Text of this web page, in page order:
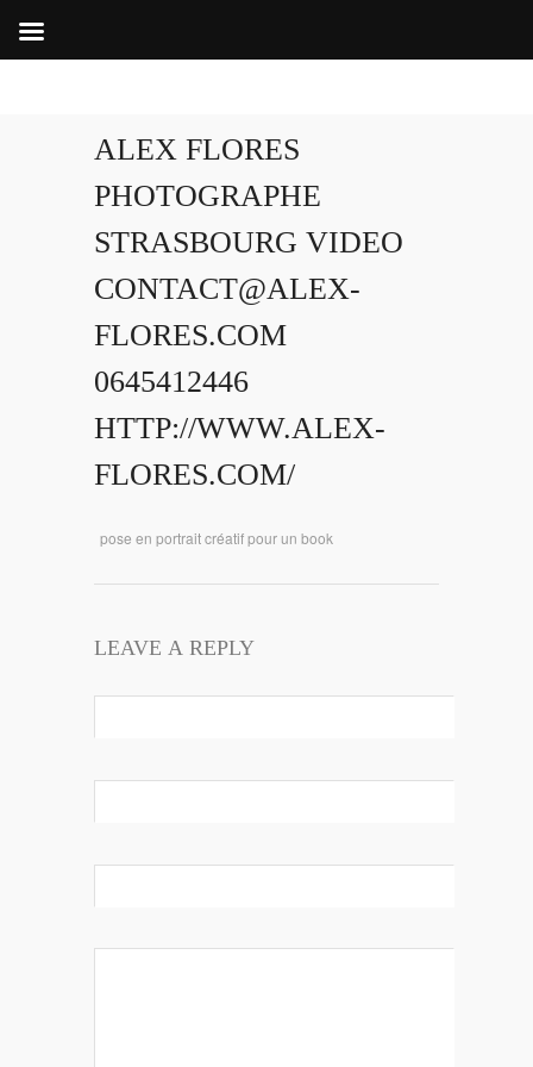
ALEX FLORES
PHOTOGRAPHE
STRASBOURG VIDEO
CONTACT@ALEX-
FLORES.COM
0645412446
HTTP://WWW.ALEX-
FLORES.COM/
pose en portrait créatif pour un book
LEAVE A REPLY